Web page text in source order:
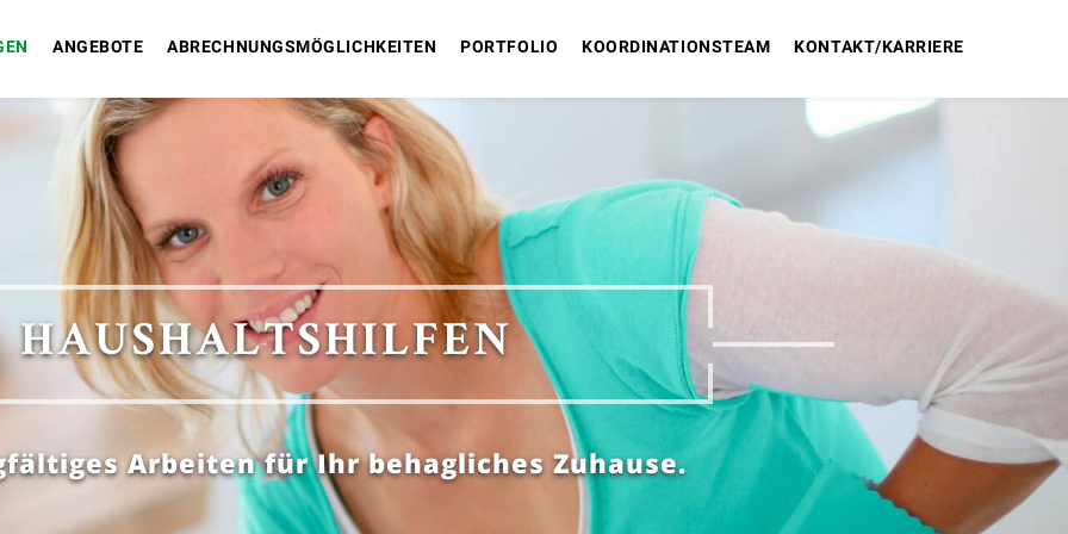
ANGEBOTE ABRECHNUNGSMÖGLICHKEITEN PORTFOLIO KOORDINATIONSTEAM KONTAKT/KARRIERE
HAUSHALTSHILFEN
Arbeiten für Ihr behagliches Zuhause.